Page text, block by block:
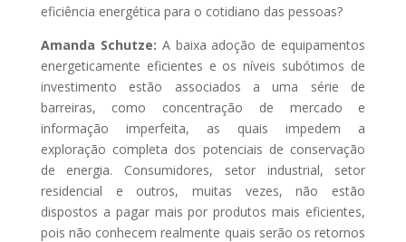
eficiência energética para o cotidiano das pessoas?
Amanda Schutze: A baixa adoção de equipamentos
energeticamente eficientes e os níveis subótimos de
investimento estão associados a uma série de
barreiras, como concentração de mercado e
informação imperfeita, as quais impedem a
exploração completa dos potenciais de conservação
de energia. Consumidores, setor industrial, setor
residencial e outros, muitas vezes, não estão
dispostos a pagar mais por produtos mais eficientes,
pois não conhecem realmente quais serão os retornos